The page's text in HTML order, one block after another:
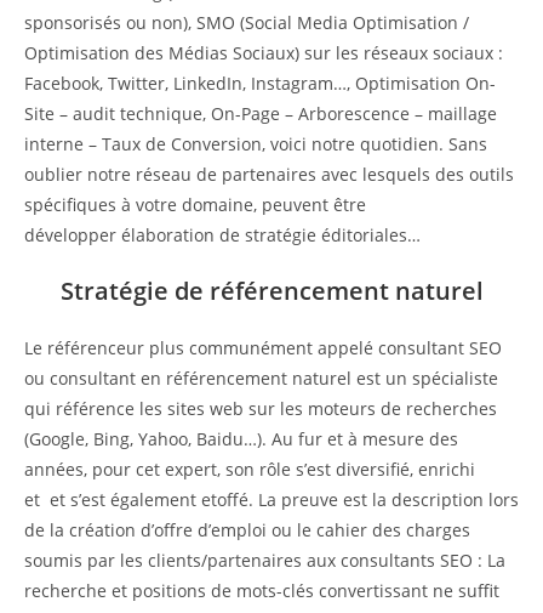
sponsorisés ou non), SMO (Social Media Optimisation /
Optimisation des Médias Sociaux) sur les réseaux sociaux :
Facebook, Twitter, LinkedIn, Instagram…, Optimisation On-
Site – audit technique, On-Page – Arborescence – maillage
interne – Taux de Conversion, voici notre quotidien. Sans
oublier notre réseau de partenaires avec lesquels des outils
spécifiques à votre domaine, peuvent être
développer élaboration de stratégie éditoriales…
Stratégie de référencement naturel
Le référenceur plus communément appelé consultant SEO
ou consultant en référencement naturel est un spécialiste
qui référence les sites web sur les moteurs de recherches
(Google, Bing, Yahoo, Baidu…). Au fur et à mesure des
années, pour cet expert, son rôle s’est diversifié, enrichi
et et s’est également etoffé. La preuve est la description lors
de la création d’offre d’emploi ou le cahier des charges
soumis par les clients/partenaires aux consultants SEO : La
recherche et positions de mots-clés convertissant ne suffit